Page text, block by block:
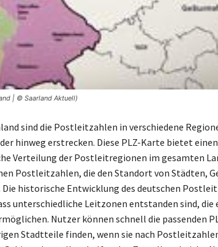
| © Saarland Aktuell)
sind die Postleitzahlen in verschiedene
hinweg erstrecken. Diese PLZ-Karte bietet
Verteilung der Postleitregionen im gesamten
Postleitzahlen, die den Standort von Städten,
historische Entwicklung des deutschen
unterschiedliche Leitzonen entstanden sind, die
Nutzer können schnell die passenden
Stadtteile finden, wenn sie nach